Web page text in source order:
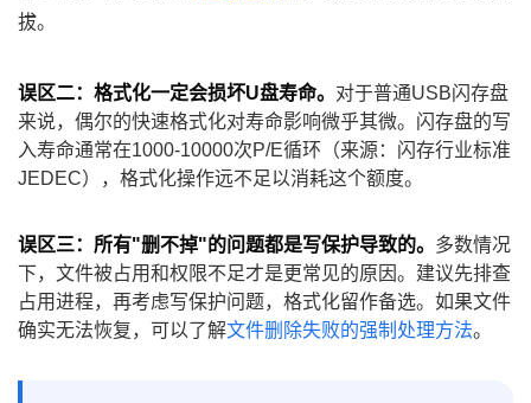
拔。
误区二：格式化一定会损坏U盘寿命。 对于普通USB闪存盘
来说，偶尔的快速格式化对寿命影响微乎其微。闪存盘的写
入寿命通常在1000-10000次P/E循环（来源：闪存行业标准
JEDEC），格式化操作远不足以消耗这个额度。
误区三：所有"删不掉"的问题都是写保护导致的。 多数情况
下，文件被占用和权限不足才是更常见的原因。建议先排查
占用进程，再考虑写保护问题，格式化留作备选。如果文件
确实无法恢复，可以了解文件删除失败的强制处理方法。